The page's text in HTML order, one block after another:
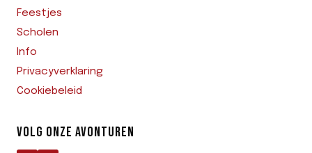
Feestjes
Scholen
Info
Privacyverklaring
Cookiebeleid
VOLG ONZE AVONTUREN